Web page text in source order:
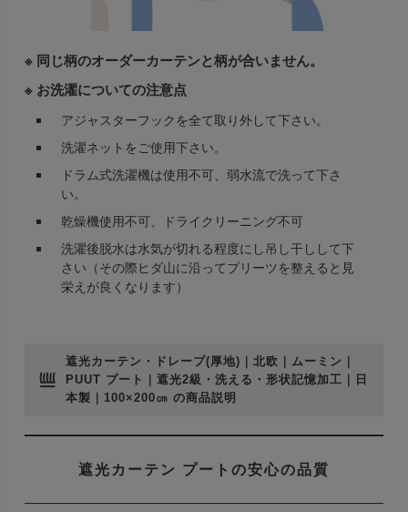
※ 同じ柄のオーダーカーテンと柄が合いません。
※ お洗濯についての注意点
アジャスターフックを全て取り外して下さい。
洗濯ネットをご使用下さい。
ドラム式洗濯機は使用不可、弱水流で洗って下さ
い。
乾燥機使用不可、ドライクリーニング不可
洗濯後脱水は水気が切れる程度にし吊し干しして下
さい（その際ヒダ山に沿ってプリーツを整えると見
栄えが良くなります）
遮光カーテン・ドレープ(厚地)｜北欧｜ムーミン｜
PUUT プート｜遮光2級・洗える・形状記憶加工｜日
本製｜100×200㎝ の商品説明
遮光カーテン プートの安心の品質